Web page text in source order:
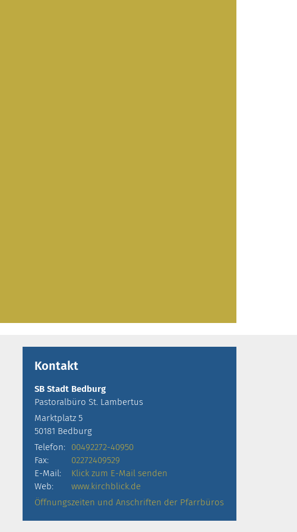
Kontakt
SB Stadt Bedburg
Pastoralbüro St. Lambertus
Marktplatz 5
50181 Bedburg
Telefon:
00492272-40950
Fax:
02272409529
E-Mail:
Klick zum E-Mail senden
Web:
www.kirchblick.de
Öffnungszeiten und Anschriften der Pfarrbüros